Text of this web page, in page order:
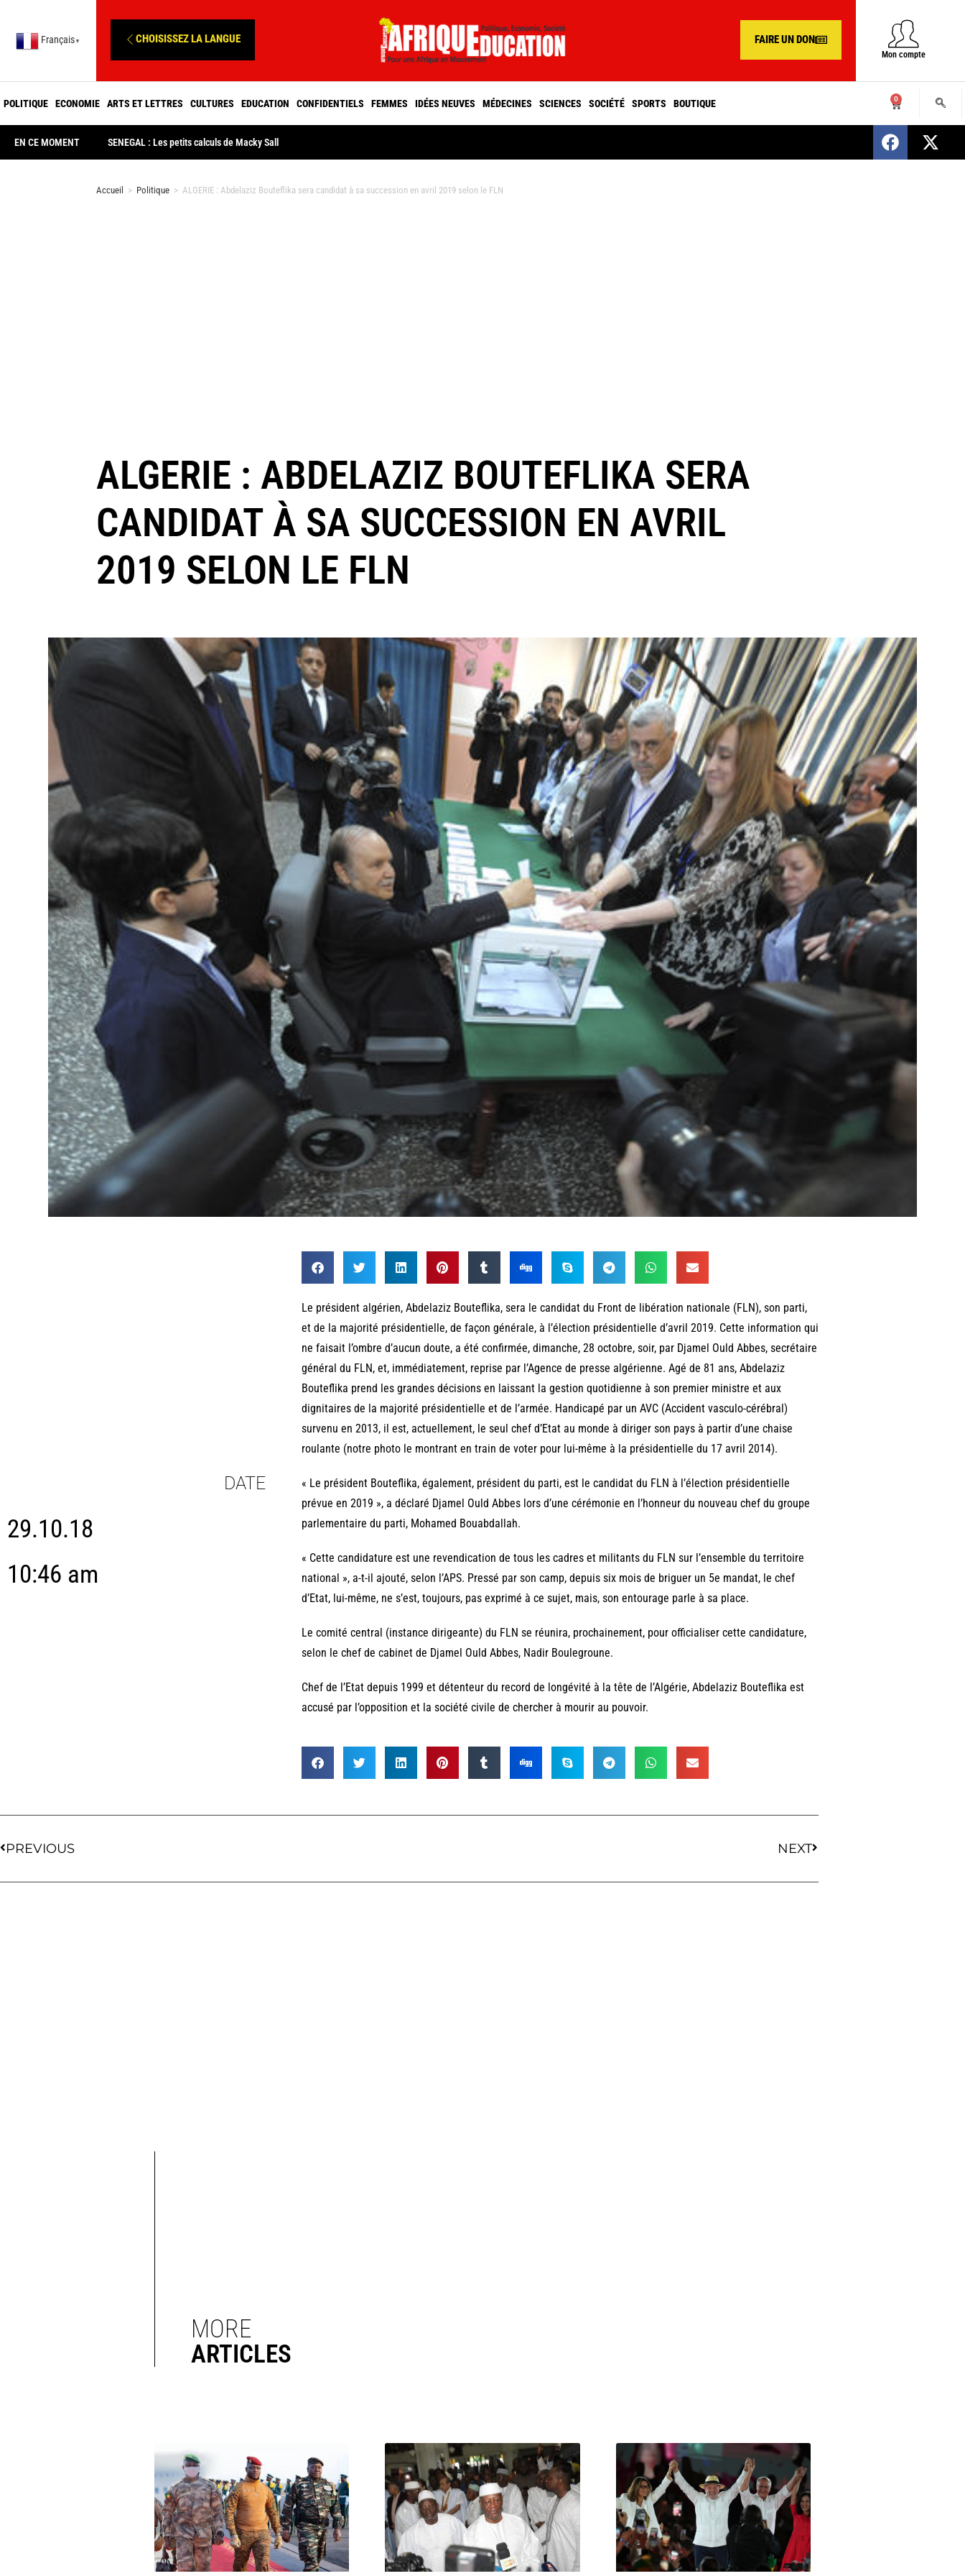
Français ▼ CHOISISSEZ LA LANGUE FAIRE UN DON
Mon compte
POLITIQUE ECONOMIE ARTS ET LETTRES CULTURES EDUCATION CONFIDENTIELS FEMMES IDÉES NEUVES MÉDECINES SCIENCES SOCIÉTÉ SPORTS BOUTIQUE 0
EN CE MOMENT SENEGAL : Les petits calculs de Macky Sall SENEGAL : Nomination d’un nouveau
Accueil > Politique > ALGERIE : Abdelaziz Bouteflika sera candidat à sa succession en avril 2019 selon le FLN
ALGERIE : ABDELAZIZ BOUTEFLIKA SERA
CANDIDAT À SA SUCCESSION EN AVRIL
2019 SELON LE FLN
DATE
29.10.18
10:46 am
Le président algérien, Abdelaziz Bouteflika, sera le candidat du Front de libération nationale (FLN), son parti,
et de la majorité présidentielle, de façon générale, à l’élection présidentielle d’avril 2019. Cette information qui
ne faisait l’ombre d’aucun doute, a été confirmée, dimanche, 28 octobre, soir, par Djamel Ould Abbes, secrétaire
général du FLN, et, immédiatement, reprise par l’Agence de presse algérienne. Agé de 81 ans, Abdelaziz
Bouteflika prend les grandes décisions en laissant la gestion quotidienne à son premier ministre et aux
dignitaires de la majorité présidentielle et de l’armée. Handicapé par un AVC (Accident vasculo-cérébral)
survenu en 2013, il est, actuellement, le seul chef d’Etat au monde à diriger son pays à partir d’une chaise
roulante (notre photo le montrant en train de voter pour lui-même à la présidentielle du 17 avril 2014).
« Le président Bouteflika, également, président du parti, est le candidat du FLN à l’élection présidentielle
prévue en 2019 », a déclaré Djamel Ould Abbes lors d’une cérémonie en l’honneur du nouveau chef du groupe
parlementaire du parti, Mohamed Bouabdallah.
« Cette candidature est une revendication de tous les cadres et militants du FLN sur l’ensemble du territoire
national », a-t-il ajouté, selon l’APS. Pressé par son camp, depuis six mois de briguer un 5e mandat, le chef
d’Etat, lui-même, ne s’est, toujours, pas exprimé à ce sujet, mais, son entourage parle à sa place.
Le comité central (instance dirigeante) du FLN se réunira, prochainement, pour officialiser cette candidature,
selon le chef de cabinet de Djamel Ould Abbes, Nadir Boulegroune.
Chef de l’Etat depuis 1999 et détenteur du record de longévité à la tête de l’Algérie, Abdelaziz Bouteflika est
accusé par l’opposition et la société civile de chercher à mourir au pouvoir.
PREVIOUS NEXT
MORE
ARTICLES